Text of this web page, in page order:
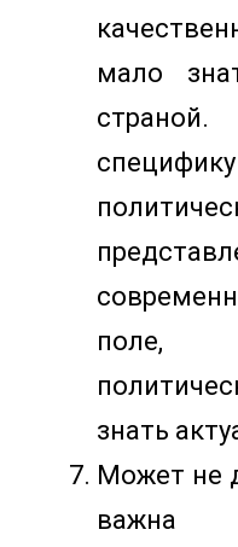
мало
поле,
знать
Может не
важна